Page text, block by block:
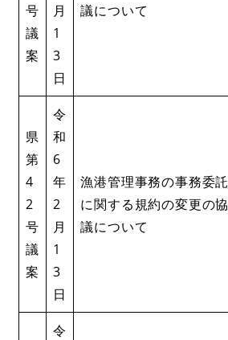
号
議
案
月
1
3
日
議について
県
第
4
2
号
議
案
令
和
6
年
2
月
1
3
日
漁港管理事務の事務委託
に関する規約の変更の協
議について
令